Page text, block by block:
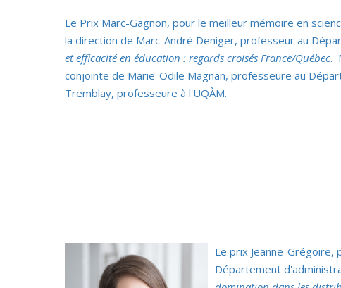
Le Prix Marc-Gagnon, pour le meilleur mémoire en
la direction de Marc-André Deniger, professeur au
et efficacité en éducation : regards croisés France/Québec.
conjointe de Marie-Odile Magnan, professeure au
Tremblay, professeure à l'UQÀM.
Le prix Jeanne-
Département